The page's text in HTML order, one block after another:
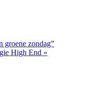
groene zondag”
High End »